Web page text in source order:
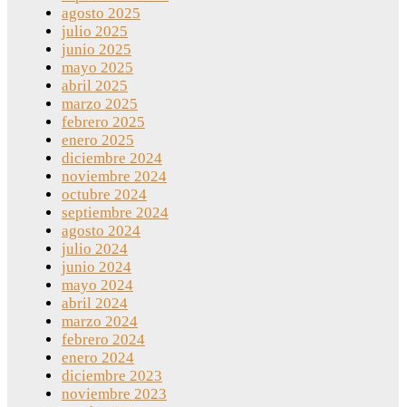
agosto 2025
julio 2025
junio 2025
mayo 2025
abril 2025
marzo 2025
febrero 2025
enero 2025
diciembre 2024
noviembre 2024
octubre 2024
septiembre 2024
agosto 2024
julio 2024
junio 2024
mayo 2024
abril 2024
marzo 2024
febrero 2024
enero 2024
diciembre 2023
noviembre 2023